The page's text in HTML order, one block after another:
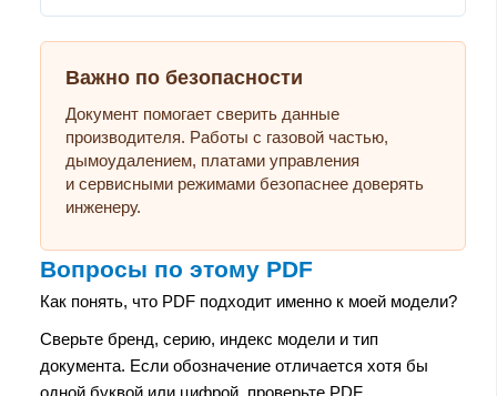
Важно по безопасности
Документ помогает сверить данные
производителя. Работы с газовой частью,
дымоудалением, платами управления
и сервисными режимами безопаснее доверять
инженеру.
Вопросы по этому PDF
Как понять, что PDF подходит именно к моей модели?
Сверьте бренд, серию, индекс модели и тип
документа. Если обозначение отличается хотя бы
одной буквой или цифрой, проверьте PDF